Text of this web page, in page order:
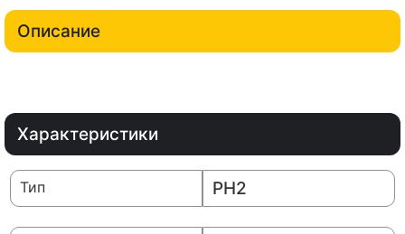
Описание
Характеристики
Тип PH2